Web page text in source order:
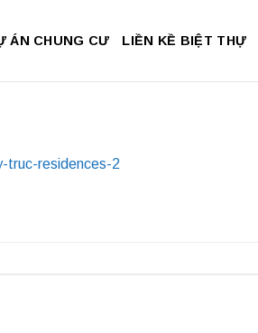
ÁN CHUNG CƯ LIỀN KỀ BIỆT THỰ
truc-residences-2